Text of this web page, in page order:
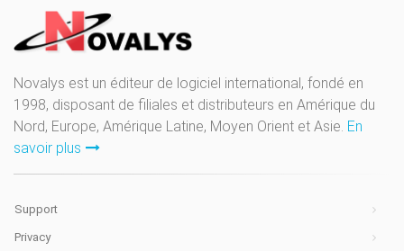
Novalys est un éditeur de logiciel international, fondé en
1998, disposant de filiales et distributeurs en Amérique du
Nord, Europe, Amérique Latine, Moyen Orient et Asie. En
savoir plus
Support
Privacy